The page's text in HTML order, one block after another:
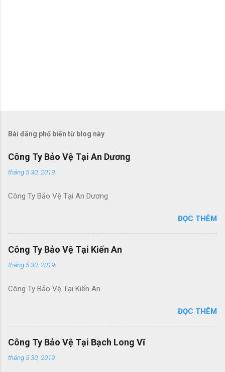
Bài đăng phổ biến từ blog này
Công Ty Bảo Vệ Tại An Dương
tháng 5 30, 2019
Công Ty Bảo Vệ Tại An Dương
ĐỌC THÊM
Công Ty Bảo Vệ Tại Kiến An
tháng 5 30, 2019
Công Ty Bảo Vệ Tại Kiến An
ĐỌC THÊM
Công Ty Bảo Vệ Tại Bạch Long Vĩ
tháng 5 30, 2019